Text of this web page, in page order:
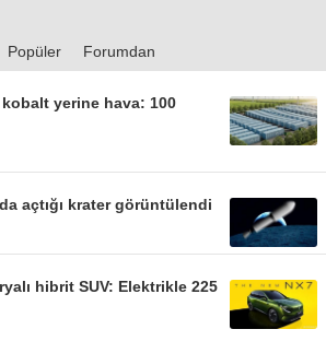
Popüler Forumdan
yerine hava: 100
açtığı krater görüntülendi
hibrit SUV: Elektrikle 225